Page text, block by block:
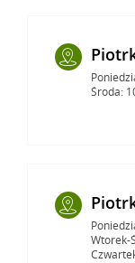
Środa:
Wtorek-